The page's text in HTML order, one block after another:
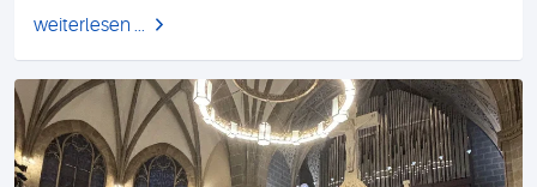
weiterlesen ...